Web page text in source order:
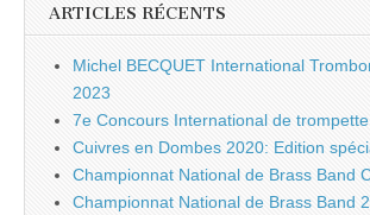
ARTICLES RÉCENTS
Michel BECQUET International
2023
7e Concours International de
Cuivres en Dombes 2020: Edition
Championnat National de Brass Band
Championnat National de Brass Band